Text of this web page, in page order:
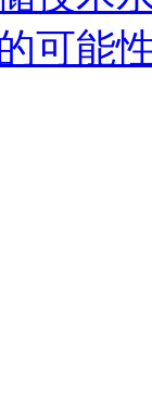
可能